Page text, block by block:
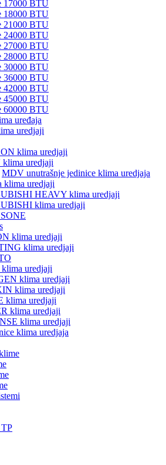
17000 BTU
18000 BTU
21000 BTU
24000 BTU
27000 BTU
28000 BTU
30000 BTU
36000 BTU
42000 BTU
45000 BTU
60000 BTU
uređaja
uredjaji
klima uredjaji
uredjaji
MDV unutrašnje jedinice klima uredjaja
klima uredjaji
HEAVY klima uredjaji
klima uredjaji
klima uredjaji
klima uredjaji
uredjaji
klima uredjaji
klima uredjaji
klima uredjaji
klima uredjaji
klima uredjaji
klima uredjaja
TP